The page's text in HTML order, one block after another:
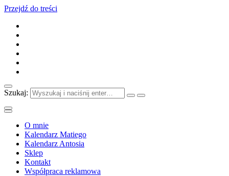
Przejdź do treści
Szukaj:
O mnie
Kalendarz Matiego
Kalendarz Antosia
Sklep
Kontakt
Współpraca reklamowa